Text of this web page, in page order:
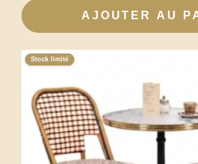
AJOUTER AU
Stock limité